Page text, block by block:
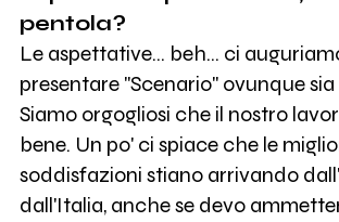
pentola?
Le aspettative... beh... ci
presentare "Scenario" ovunque sia
Siamo orgogliosi che il nostro
bene. Un po' ci spiace che le
soddisfazioni stiano arrivando
dall'Italia, anche se devo